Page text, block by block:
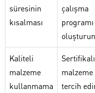
süresinin
kısalması
çalışma
programı
oluşturun
Kaliteli
malzeme
kullanmama
Sertifikalı
malzeme
tercih